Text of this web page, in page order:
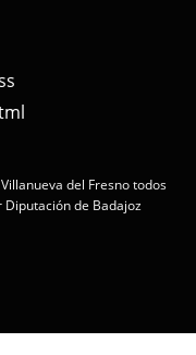
del Fresno todos
de Badajoz